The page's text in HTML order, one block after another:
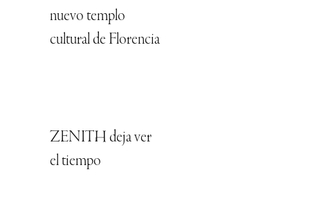
nuevo templo
cultural de Florencia
ZENITH deja ver
el tiempo